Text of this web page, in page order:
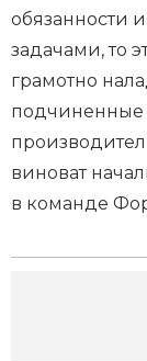
обязанности
задачами, то
грамотно
подчиненные
виноват
в команде